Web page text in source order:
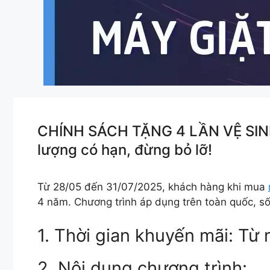
CHÍNH SÁCH TẶNG 4 LẦN VỆ
lượng có hạn, đừng bỏ lỡ!
Từ 28/05 đến 31/07/2025, khách hàng khi mua
4 năm. Chương trình áp dụng trên toàn quốc,
1. Thời gian khuyến mãi: